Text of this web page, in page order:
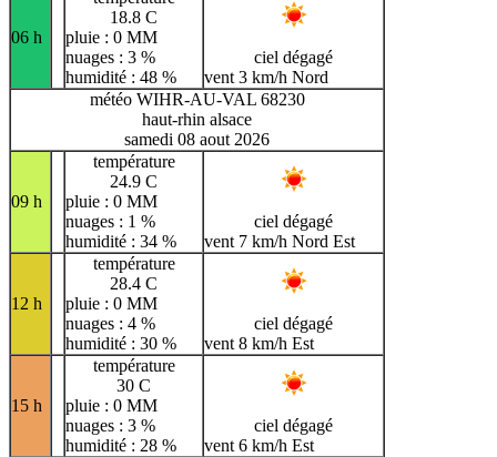
06 h
18.8 C
pluie : 0 MM
nuages : 3 %
humidité : 48 %
ciel dégagé
vent 3 km/h Nord
météo WIHR-AU-VAL 68230
haut-rhin alsace
samedi 08 aout 2026
09 h
température
24.9 C
pluie : 0 MM
nuages : 1 %
humidité : 34 %
ciel dégagé
vent 7 km/h Nord Est
12 h
température
28.4 C
pluie : 0 MM
nuages : 4 %
humidité : 30 %
ciel dégagé
vent 8 km/h Est
15 h
température
30 C
pluie : 0 MM
nuages : 3 %
humidité : 28 %
ciel dégagé
vent 6 km/h Est